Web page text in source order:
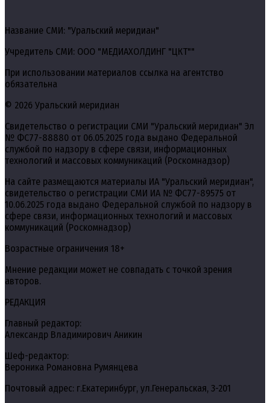
Название СМИ: "Уральский меридиан"
Учредитель СМИ: ООО "МЕДИАХОЛДИНГ "ЦКТ""
При использовании материалов ссылка на агентство
обязательна
© 2026 Уральский меридиан
Свидетельство о регистрации СМИ "Уральский меридиан" Эл
№ ФС77-88880 от 06.05.2025 года выдано Федеральной
службой по надзору в сфере связи, информационных
технологий и массовых коммуникаций (Роскомнадзор)
На сайте размещаются материалы ИА "Уральский меридиан",
свидетельство о регистрации СМИ ИА № ФС77-89575 от
10.06.2025 года выдано Федеральной службой по надзору в
сфере связи, информационных технологий и массовых
коммуникаций (Роскомнадзор)
Возрастные ограничения 18+
Мнение редакции может не совпадать с точкой зрения
авторов.
РЕДАКЦИЯ
Главный редактор:
Александр Владимирович Аникин
Шеф-редактор:
Вероника Романовна Румянцева
Почтовый адрес: г.Екатеринбург, ул.Генеральская, 3-201